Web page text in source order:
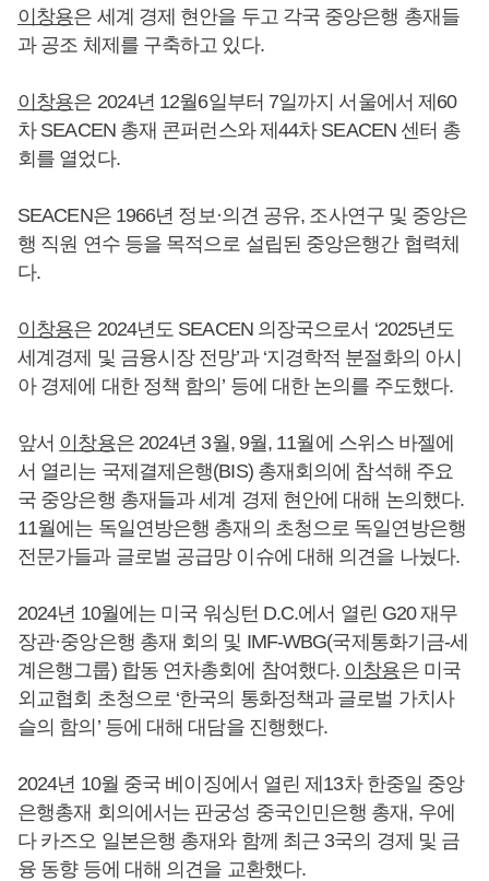
이창용은 세계 경제 현안을 두고 각국 중앙은행 총재들
과 공조 체제를 구축하고 있다.
이창용은 2024년 12월6일부터 7일까지 서울에서 제60
차 SEACEN 총재 콘퍼런스와 제44차 SEACEN 센터 총
회를 열었다.
SEACEN은 1966년 정보·의견 공유, 조사연구 및 중앙은
행 직원 연수 등을 목적으로 설립된 중앙은행간 협력체
다.
이창용은 2024년도 SEACEN 의장국으로서 ‘2025년도
세계경제 및 금융시장 전망’과 ‘지경학적 분절화의 아시
아 경제에 대한 정책 함의’ 등에 대한 논의를 주도했다.
앞서 이창용은 2024년 3월, 9월, 11월에 스위스 바젤에
서 열리는 국제결제은행(BIS) 총재회의에 참석해 주요
국 중앙은행 총재들과 세계 경제 현안에 대해 논의했다.
11월에는 독일연방은행 총재의 초청으로 독일연방은행
전문가들과 글로벌 공급망 이슈에 대해 의견을 나눴다.
2024년 10월에는 미국 워싱턴 D.C.에서 열린 G20 재무
장관·중앙은행 총재 회의 및 IMF-WBG(국제통화기금-세
계은행그룹) 합동 연차총회에 참여했다. 이창용은 미국
외교협회 초청으로 ‘한국의 통화정책과 글로벌 가치사
슬의 함의’ 등에 대해 대담을 진행했다.
2024년 10월 중국 베이징에서 열린 제13차 한중일 중앙
은행총재 회의에서는 판궁성 중국인민은행 총재, 우에
다 카즈오 일본은행 총재와 함께 최근 3국의 경제 및 금
융 동향 등에 대해 의견을 교환했다.